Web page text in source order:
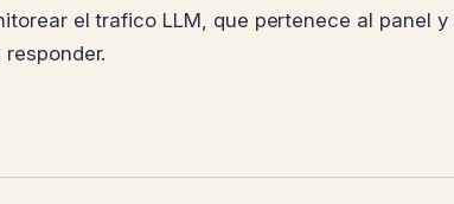
el trafico LLM, que pertenece al panel